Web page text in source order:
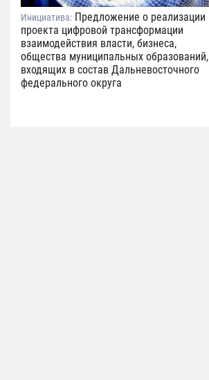
Инициатива: Предложение о реализации
проекта цифровой трансформации
взаимодействия власти, бизнеса,
общества муниципальных образований,
входящих в состав Дальневосточного
федерального округа